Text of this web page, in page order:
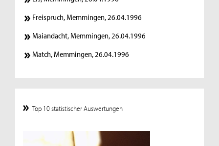
Freispruch, Memmingen, 26.04.1996
Maiandacht, Memmingen, 26.04.1996
Match, Memmingen, 26.04.1996
Top 10 statistischer Auswertungen